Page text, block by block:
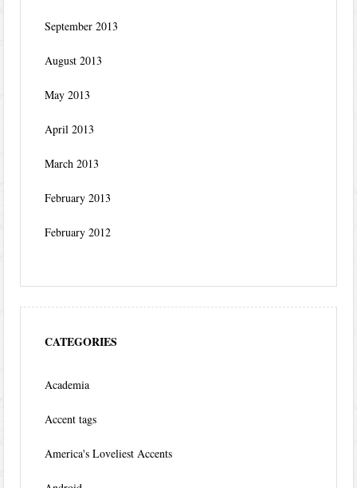
September 2013
August 2013
May 2013
April 2013
March 2013
February 2013
February 2012
CATEGORIES
Academia
Accent tags
America's Loveliest Accents